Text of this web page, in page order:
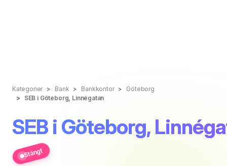
Kategorier Bank Bankkontor
Göteborg
SEB i Göteborg, Linnégatan
SEB i Göteborg,
Stängt